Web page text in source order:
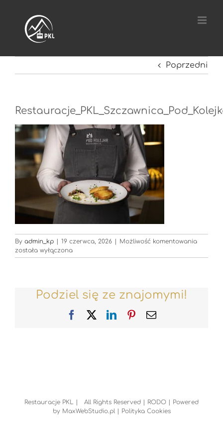
zawartości
Poprzedni
By admin_kp | 19 czerwca, 2026 | Możliwość komentowania
została wyłączona
Podziel się ze znajomymi!
FacebookLinkedInPinterest
Email
Restauracje PKL | All Rights Reserved | RODO | Powered
by MaxWebStudio.pl| Polityka Cookies